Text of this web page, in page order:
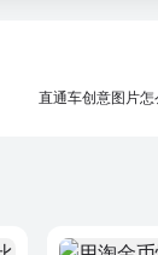
直通车创意图片